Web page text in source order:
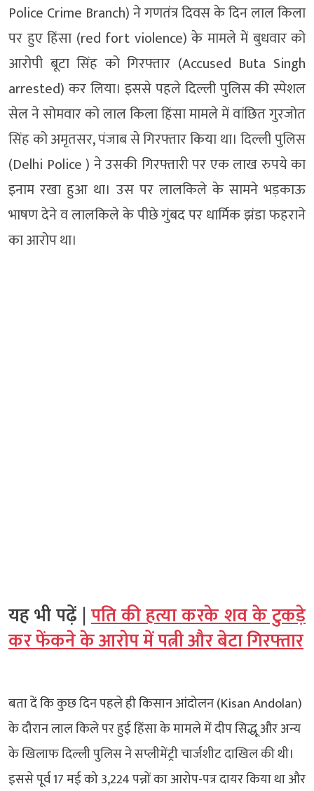
Police Crime Branch) ने गणतंत्र दिवस के दिन लाल किला
पर हुए हिंसा (red fort violence) के मामले में बुधवार को
आरोपी बूटा सिंह को गिरफ्तार (Accused Buta Singh
arrested) कर लिया। इससे पहले दिल्ली पुलिस की स्पेशल
सेल ने सोमवार को लाल किला हिंसा मामले में वांछित गुरजोत
सिंह को अमृतसर, पंजाब से गिरफ्तार किया था। दिल्ली पुलिस
(Delhi Police ) ने उसकी गिरफ्तारी पर एक लाख रुपये का
इनाम रखा हुआ था। उस पर लालकिले के सामने भड़काऊ
भाषण देने व लालकिले के पीछे गुंबद पर धार्मिक झंडा फहराने
का आरोप था।
यह भी पढ़ें |पति की हत्या करके शव के टुकड़े
कर फेंकने के आरोप में पत्नी और बेटा गिरफ्तार
बता दें कि कुछ दिन पहले ही किसान आंदोलन (Kisan Andolan)
के दौरान लाल किले पर हुई हिंसा के मामले में दीप सिद्धू और अन्य
के खिलाफ दिल्ली पुलिस ने सप्लीमेंट्री चार्जशीट दाखिल की थी।
इससे पूर्व 17 मई को 3,224 पन्नों का आरोप-पत्र दायर किया था और